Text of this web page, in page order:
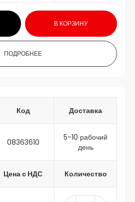
В КОРЗИНУ
ПОДРОБНЕЕ
Код Доставка
08363610
5-10 рабочий
день
Цена с НДС Количество